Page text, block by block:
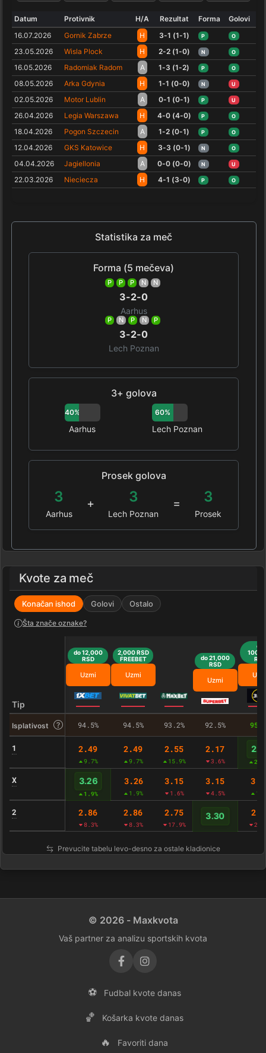
Datum Protivnik H/A Rezultat Forma
Golovi
16.07.2026
Gornik Zabrze H 3-1 (1-1) P O
23.05.2026 Wisla Plock H 2-2 (1-0) N O
16.05.2026 Radomiak Radom A 1-3 (1-2) P O
08.05.2026 Arka Gdynia H 1-1 (0-0) N U
02.05.2026 Motor Lublin A 0-1 (0-1) P U
26.04.2026 Legia Warszawa H 4-0 (4-0) P O
18.04.2026 Pogon Szczecin A 1-2 (0-1) P O
12.04.2026 GKS Katowice H 3-3 (0-1) N O
04.04.2026 Jagiellonia A 0-0 (0-0) N U
22.03.2026 Nieciecza H 4-1 (3-0) P O
Statistika za meč
Forma (5 mečeva)
P P P N N
3-2-0
Aarhus
P N P N P
3-2-0
Lech Poznan
3+ golova
40%
Aarhus
60%
Lech Poznan
Prosek golova
3
Aarhus
+ 3
Lech Poznan
= 3
Prosek
Kvote za meč
Konačan ishod Golovi Ostalo
Šta znače oznake?
Tip
do 12,000
RSD
Uzmi
2,000 RSD
FREEBET
Uzmi
do 21,000
RSD
Uzmi
do
RSD
Isplativost 94.5% 94.5% 93.2% 92.5%
1 2.49
9.7%
2.49
9.7%
2.55
15.9%
2.17
3.6%
X 3.26
1.9%
3.26
1.9%
3.15
1.6%
3.15
4.5%
2 2.86
8.3%
2.86
8.3%
2.75
17.9%
3.30
Prevucite tabelu levo-desno za ostale kladionice
© 2026 - Maxkvota
Vaš partner za analizu sportskih kvota
⚽ Fudbal kvote danas
🏀 Košarka kvote danas
🔥 Favoriti dana